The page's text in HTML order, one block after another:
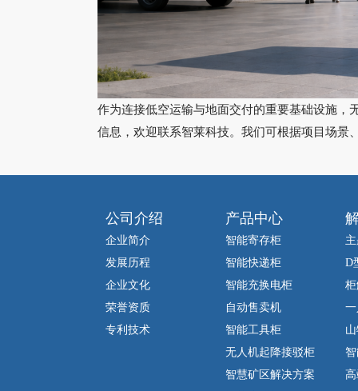
作为连接低空运输与地面交付的重要基础设施，
信息，欢迎联系智莱科技。我们可根据项目场景
公司介绍
企业简介
发展历程
企业文化
荣誉资质
专利技术
产品中心
智能寄存柜
智能快递柜
智能充换电柜
自动售卖机
智能工具柜
无人机起降接驳柜
智慧矿区解决方案
D